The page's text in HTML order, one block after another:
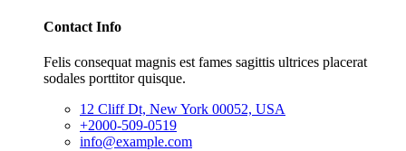
Contact Info
Felis consequat magnis est fames sagittis ultrices placerat
sodales porttitor quisque.
12 Cliff Dt, New York 00052, USA
+2000-509-0519
info@example.com